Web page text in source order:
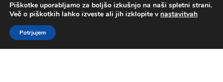
Piškotke uporabljamo za boljšo izkušnjo na naši spletni strani.
Več o piškotkih lahko izveste ali jih izklopite v nastavitvah
Potrjujem